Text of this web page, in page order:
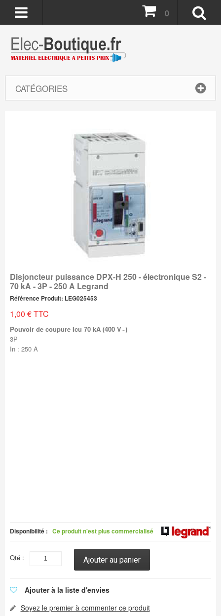
CATÉGORIES
0
Disjoncteur puissance DPX-H 250 - électronique S2 -
70 kA - 3P - 250 A Legrand
Référence Produit: LEG025453
1,00 € TTC
Pouvoir de coupure Icu 70 kA (400 V~)
3P
In : 250 A
Disponibilité : Ce produit n'est plus commercialisé
Qté : Ajouter au panier
Ajouter à la liste d'envies
Soyez le premier à commenter ce produit